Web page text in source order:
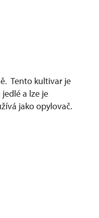
Tento kultivar je
a lze je
jako opylovač.